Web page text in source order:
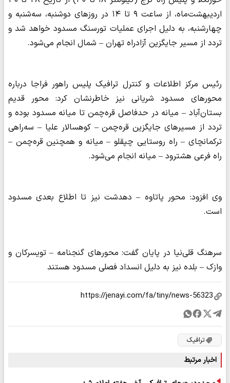
اردیبهشت‌ماه، از ساعت ۹ تا ۱۴ در روزهای دوشنبه، سه‌شنبه و
چهارشنبه، به دلیل اجرای عملیات تورسنگ مسدود خواهد شد و
تردد از مسیر جایگزین آزادراه تهران – شمال انجام می‌شود.
رئیس مرکز اطلاعات و کنترل ترافیک پلیس راهور فراجا درباره
محورهای مسدود شریانی نیز خاطرنشان کرد: محور قدیم
بستان‌آباد – میانه در حدفاصل قره‌چمن تا میانه مسدود بوده و
تردد از مسیرهای جایگزین قره‌چمن – کوهسالار علیا – سه‌راهی
ترکمانچای – راه روستایی چپقلو – میانه و همچنین قره‌چمن –
راه فرعی هشترود – میانه انجام می‌شود.
وی افزود: محور پاتاوه – دهدشت نیز تا اطلاع بعدی مسدود
است.
سرهنگ قلی‌نیا در پایان گفت: محورهای گنجنامه – تویسرکان و
وازک – بلده نیز به دلیل انسداد فصلی مسدود هستند
ترافیک
اخبار مرتبط